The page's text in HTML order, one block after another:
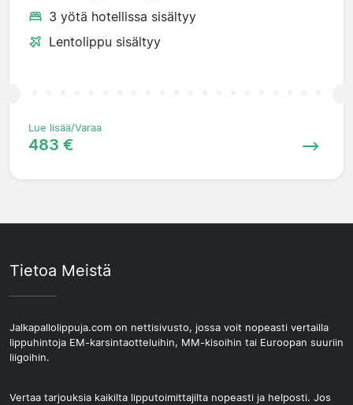
3 yötä hotellissa sisältyy
Lentolippu sisältyy
Lue lisää/Varaa
483 €
Tietoa Meistä
Jalkapallolippuja.com on nettisivusto, jossa voit nopeasti vertailla
lippuhintoja EM-karsintaotteluihin, MM-kisoihin tai Euroopan suuriin
liigoihin.
Vertaa tarjouksia kaikilta lipputoimittajilta nopeasti ja helposti. Jos